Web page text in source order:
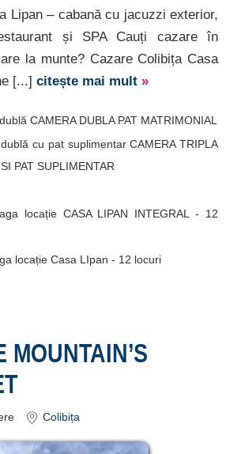
Lipan – cabană cu jacuzzi exterior,
și SPA Cauți cazare în
la munte? Cazare Colibița Casa
[...] citește mai mult »
CAMERA DUBLA PAT MATRIMONIAL
cu pat suplimentar CAMERA TRIPLA
PAT SUPLIMENTAR
locație CASA LIPAN INTEGRAL - 12
locație Casa LIpan - 12 locuri
MOUNTAIN’S
Colibița